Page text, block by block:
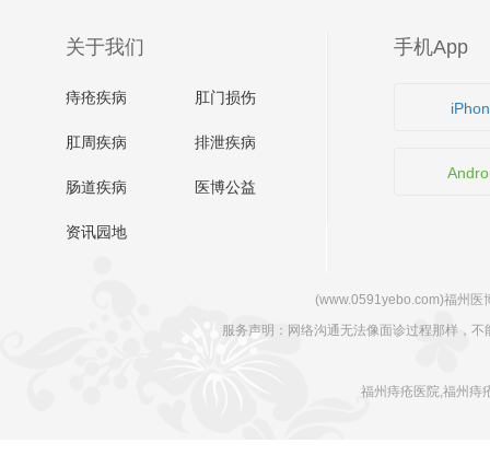
关于我们
痔疮疾病 肛门损伤
肛周疾病 排泄疾病
肠道疾病 医博公益
资讯园地
手机App
(www.0591yebo.com)福州
服务声明：网络沟通无法像面诊过程那样，
福州痔疮医院,福州痔